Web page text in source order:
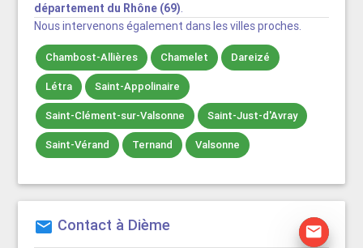
département du Rhône (69).
Nous intervenons également dans les villes proches.
Chambost-Allières Chamelet Dareizé
Létra Saint-Appolinaire
Saint-Clément-sur-Valsonne Saint-Just-d'Avray
Saint-Vérand Ternand Valsonne
mail Contact à Dième mail